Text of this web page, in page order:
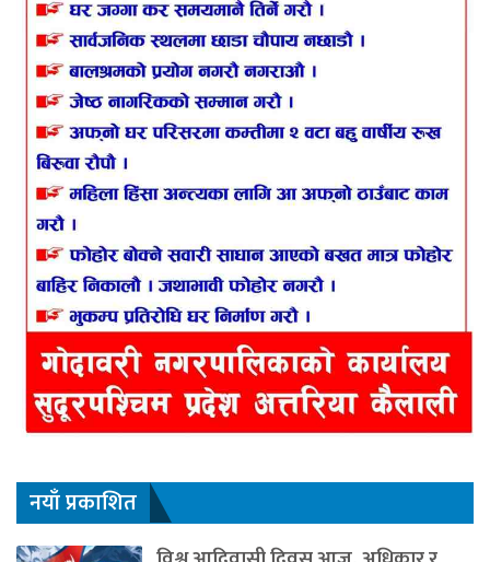
नयाँ प्रकाशित